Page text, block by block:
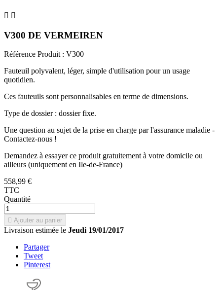
 
V300 DE VERMEIREN
Référence Produit : V300
Fauteuil polyvalent, léger, simple d'utilisation pour un usage
quotidien.
Ces fauteuils sont personnalisables en terme de dimensions.
Type de dossier : dossier fixe.
Une question au sujet de la prise en charge par l'assurance maladie -
Contactez-nous !
Demandez à essayer ce produit gratuitement à votre domicile ou
ailleurs (uniquement en Ile-de-France)
558,99 €
TTC
Quantité
 Ajouter au panier
Livraison estimée le Jeudi 19/01/2017
Partager
Tweet
Pinterest